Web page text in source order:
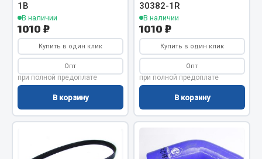
Весь раздел
Запчасти HOWO
Тормозная система
Двигатель
Подвеска
Система питания
Система выпуска газа
Система охлаждения
1B
В наличии
1010 ₽
Купить в один клик
Опт
при полной предоплате
В корзину
30382-1R
В наличии
1010 ₽
Купить в один клик
Опт
при полной предоплате
В корзину